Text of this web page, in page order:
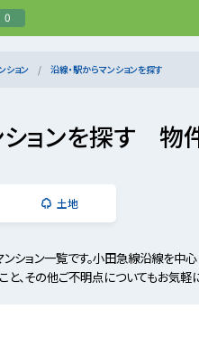
0
ション 沿線・駅からマンションを探す
ョンを探す 物
土地
ョン一覧です。小田急線沿線を中
と、その他ご不明点についてもお気軽